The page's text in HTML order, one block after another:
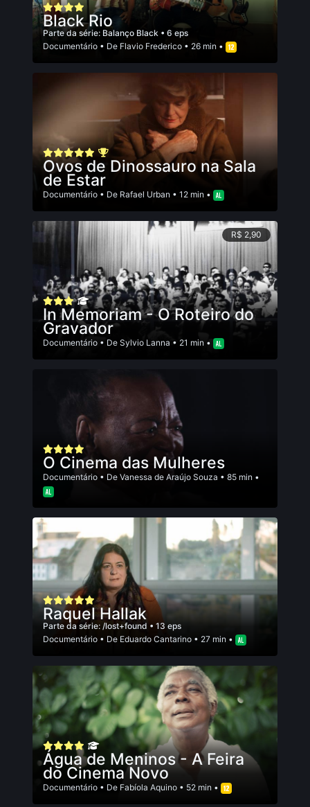
Black Rio
Parte da série: Balanço Black • 6 eps
Documentário • De Flavio Frederico • 26 min •
Ovos de Dinossauro na Sala
de Estar
Documentário • De Rafael Urban • 12 min •
R$ 2,90
In Memoriam - O Roteiro do
Gravador
Documentário • De Sylvio Lanna • 21 min •
O Cinema das Mulheres
Documentário • De Vanessa de Araújo Souza • 85 min •
Raquel Hallak
Parte da série: /lost+found • 13 eps
Documentário • De Eduardo Cantarino • 27 min •
Água de Meninos - A Feira
do Cinema Novo
Documentário • De Fabíola Aquino • 52 min •